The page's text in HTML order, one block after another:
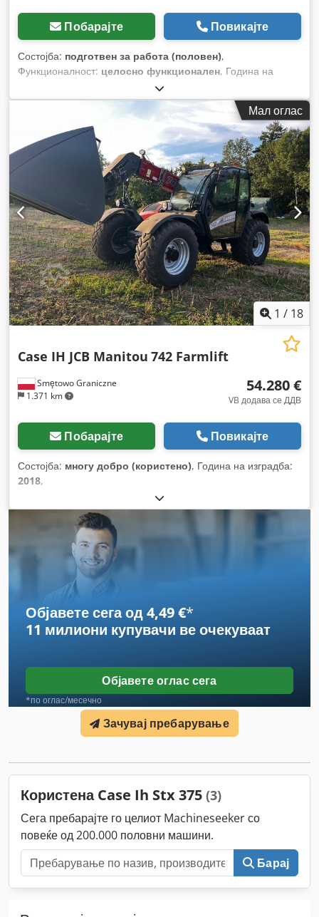
Побарајте Повикајте
Состојба: подготвен за работа (половен),
Функционалност: целосно функционален, Година на
, работни часови:
(497,62 коњски сили), тип на гориво:дизел, максимална
, прва регистрација:
, следен
преглед (TÜV):07/2026 , димензија на задна гума:500/85
R24, број на машина/возило:YHG233775, Опрема:кабина,
клима уред, косачка за силовина, осветлување,
приклучок за приколка,
Мал оглас
1 / 18
Smętowo Graniczne
1.371 km
Case IH JCB Manitou 742 Farmlift
54.280 €
VB додава се ДДВ
Побарајте Повикајте
Состојба: многу добро (користено), Година на изградба:
2018,
Објавете сега од 4,49 €*
11 милиони купувачи ве очекуваат
Објавете оглас сега
*по оглас/месечно
Зачувај пребарување
Користена Case Ih Stx 375 (3)
Сега пребарајте го целиот Machineseeker со
повеќе од 200.000 половни машини.
Барај